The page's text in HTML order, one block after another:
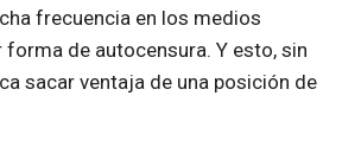
frecuencia en los medios
de autocensura. Y esto, sin
sacar ventaja de una posición de